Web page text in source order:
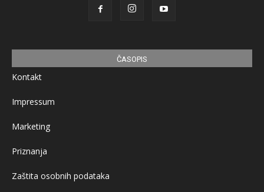
ČASOPIS
Kontakt
Impressum
Marketing
Priznanja
Zaštita osobnih podataka